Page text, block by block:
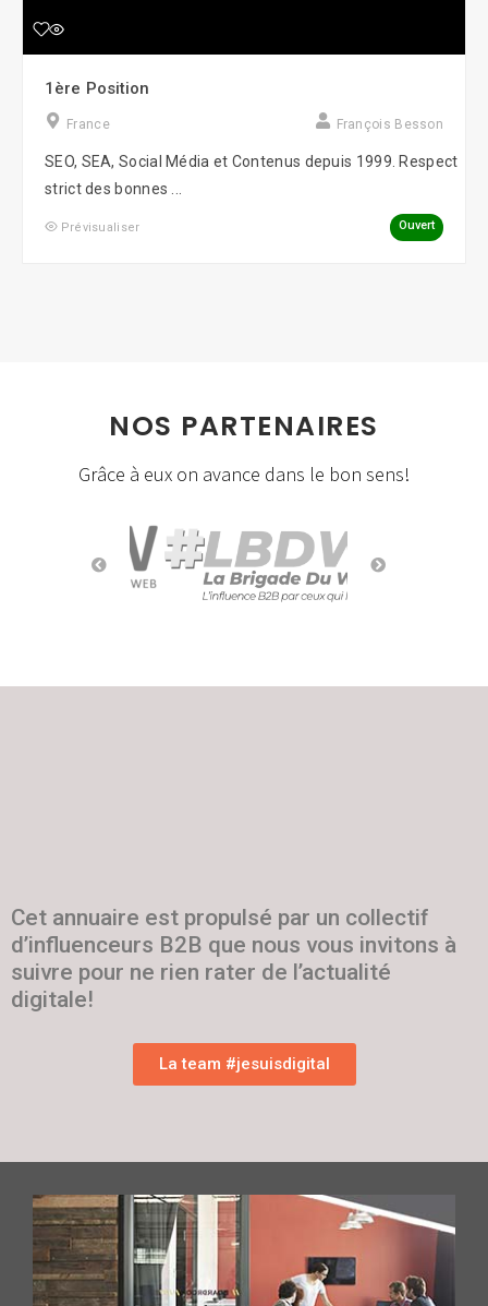
1ère Position
France François Besson
SEO, SEA, Social Média et Contenus depuis 1999. Respect
strict des bonnes ...
Prévisualiser Ouvert
NOS PARTENAIRES
Grâce à eux on avance dans le bon sens!
Cet annuaire est propulsé par un collectif
d’influenceurs B2B que nous vous invitons à
suivre pour ne rien rater de l’actualité
digitale!
La team #jesuisdigital